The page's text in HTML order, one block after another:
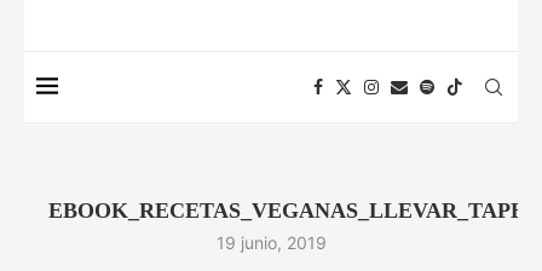
19 junio, 2019